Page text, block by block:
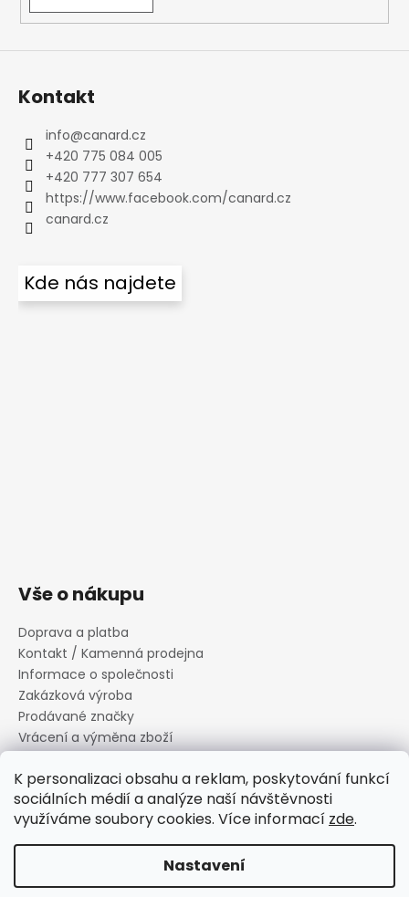
K personalizaci obsahu a reklam, poskytování funkcí
sociálních médií a analýze naší návštěvnosti
využíváme soubory cookies. Více informací zde.
Nastavení
Kontakt
info@canard.cz
+420 775 084 005
+420 777 307 654
https://www.facebook.com/canard.cz
canard.cz
Kde nás najdete
Vše o nákupu
Doprava a platba
Kontakt / Kamenná prodejna
Informace o společnosti
Zakázková výroba
Prodávané značky
Vrácení a výměna zboží
Informace o souborech cookies
Reklamační řád
Obchodní podmínky